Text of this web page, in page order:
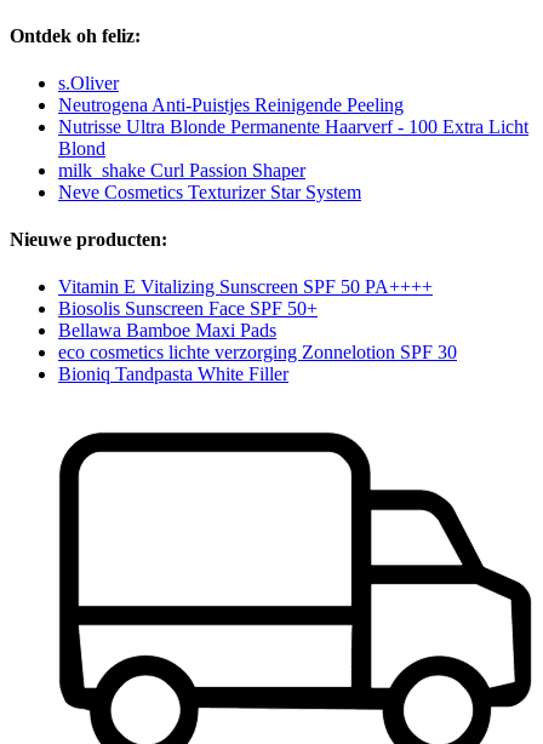
Ontdek oh feliz:
s.Oliver
Neutrogena Anti-Puistjes Reinigende Peeling
Nutrisse Ultra Blonde Permanente Haarverf - 100 Extra Licht
Blond
milk_shake Curl Passion Shaper
Neve Cosmetics Texturizer Star System
Nieuwe producten:
Vitamin E Vitalizing Sunscreen SPF 50 PA++++
Biosolis Sunscreen Face SPF 50+
Bellawa Bamboe Maxi Pads
eco cosmetics lichte verzorging Zonnelotion SPF 30
Bioniq Tandpasta White Filler